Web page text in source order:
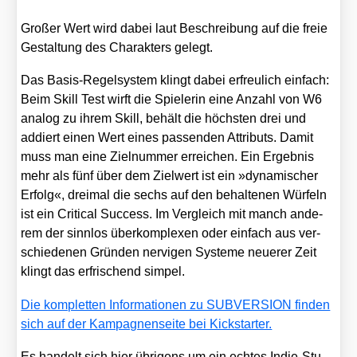
Gro­ßer Wert wird dabei laut Beschrei­bung auf die freie
Gestal­tung des Cha­rak­ters gelegt.
Das Basis-Regel­sys­tem klingt dabei erfreu­lich ein­fach:
Beim Skill Test wirft die Spie­le­rin eine Anzahl von W6
ana­log zu ihrem Skill, behält die höchs­ten drei und
addiert einen Wert eines pas­sen­den Attri­buts. Damit
muss man eine Ziel­num­mer errei­chen. Ein Ergeb­nis
mehr als fünf über dem Ziel­wert ist ein »dyna­mi­scher
Erfolg«, drei­mal die sechs auf den behal­te­nen Wür­feln
ist ein Cri­ti­cal Suc­cess. Im Ver­gleich mit manch ande­
rem der sinn­los über­kom­ple­xen oder ein­fach aus ver­
schie­de­nen Grün­den ner­vi­gen Sys­te­me neue­rer Zeit
klingt das erfri­schend sim­pel.
Die kom­plet­ten Infor­ma­tio­nen zu SUBVERSION fin­den
sich auf der Kam­pa­gnen­sei­te bei Kick­star­ter.